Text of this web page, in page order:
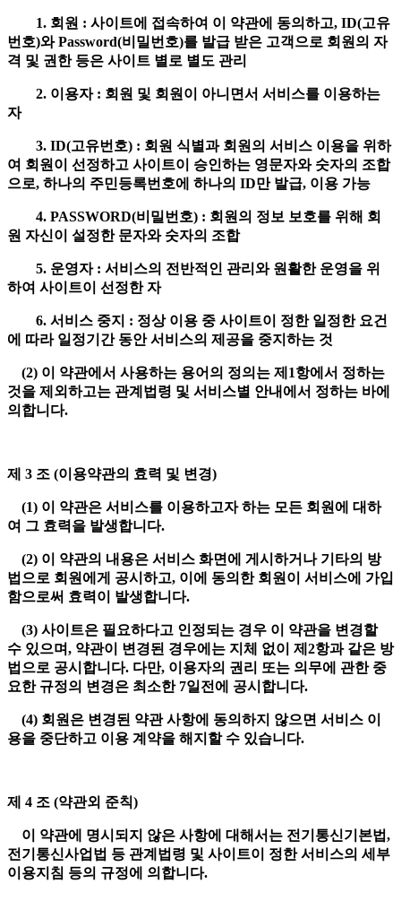
1. 회원 : 사이트에 접속하여 이 약관에 동의하고, ID(고유
번호)와 Password(비밀번호)를 발급 받은 고객으로 회원의 자
격 및 권한 등은 사이트 별로 별도 관리
2. 이용자 : 회원 및 회원이 아니면서 서비스를 이용하는
자
3. ID(고유번호) : 회원 식별과 회원의 서비스 이용을 위하
여 회원이 선정하고 사이트이 승인하는 영문자와 숫자의 조합
으로, 하나의 주민등록번호에 하나의 ID만 발급, 이용 가능
4. PASSWORD(비밀번호) : 회원의 정보 보호를 위해 회
원 자신이 설정한 문자와 숫자의 조합
5. 운영자 : 서비스의 전반적인 관리와 원활한 운영을 위
하여 사이트이 선정한 자
6. 서비스 중지 : 정상 이용 중 사이트이 정한 일정한 요건
에 따라 일정기간 동안 서비스의 제공을 중지하는 것
(2) 이 약관에서 사용하는 용어의 정의는 제1항에서 정하는
것을 제외하고는 관계법령 및 서비스별 안내에서 정하는 바에
의합니다.
제 3 조 (이용약관의 효력 및 변경)
(1) 이 약관은 서비스를 이용하고자 하는 모든 회원에 대하
여 그 효력을 발생합니다.
(2) 이 약관의 내용은 서비스 화면에 게시하거나 기타의 방
법으로 회원에게 공시하고, 이에 동의한 회원이 서비스에 가입
함으로써 효력이 발생합니다.
(3) 사이트은 필요하다고 인정되는 경우 이 약관을 변경할
수 있으며, 약관이 변경된 경우에는 지체 없이 제2항과 같은 방
법으로 공시합니다. 다만, 이용자의 권리 또는 의무에 관한 중
요한 규정의 변경은 최소한 7일전에 공시합니다.
(4) 회원은 변경된 약관 사항에 동의하지 않으면 서비스 이
용을 중단하고 이용 계약을 해지할 수 있습니다.
제 4 조 (약관외 준칙)
이 약관에 명시되지 않은 사항에 대해서는 전기통신기본법,
전기통신사업법 등 관계법령 및 사이트이 정한 서비스의 세부
이용지침 등의 규정에 의합니다.